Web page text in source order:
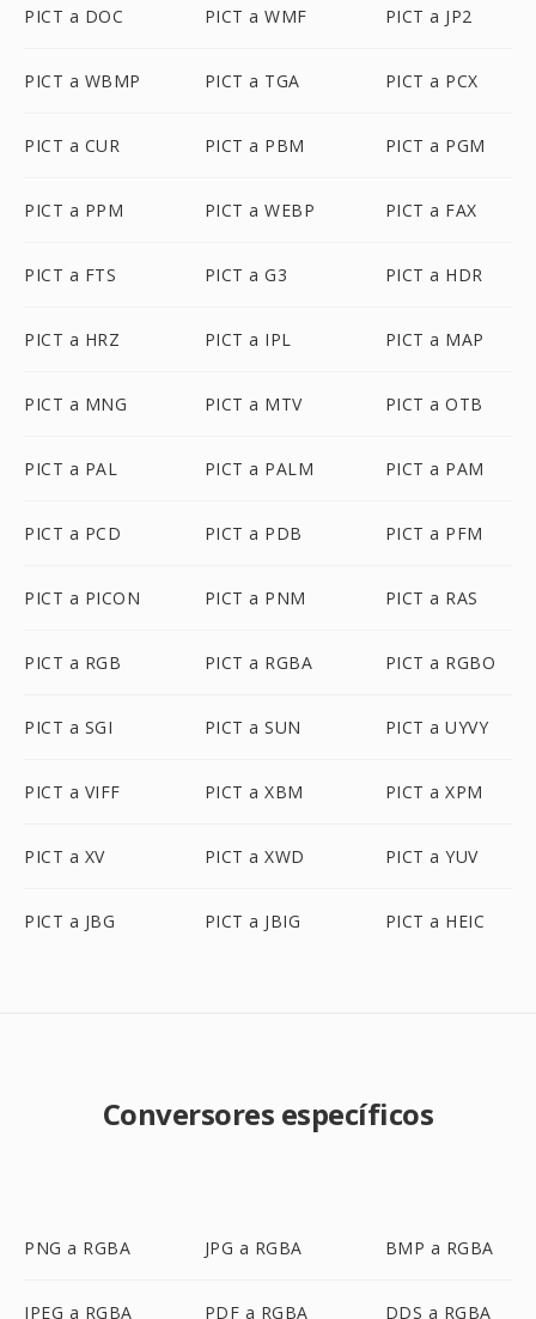
PICT a DOC PICT a WMF PICT a JP2
PICT a WBMP PICT a TGA PICT a PCX
PICT a CUR PICT a PBM PICT a PGM
PICT a PPM PICT a WEBP PICT a FAX
PICT a FTS PICT a G3 PICT a HDR
PICT a HRZ PICT a IPL PICT a MAP
PICT a MNG PICT a MTV PICT a OTB
PICT a PAL PICT a PALM PICT a PAM
PICT a PCD PICT a PDB PICT a PFM
PICT a PICON PICT a PNM PICT a RAS
PICT a RGB PICT a RGBA PICT a RGBO
PICT a SGI PICT a SUN PICT a UYVY
PICT a VIFF PICT a XBM PICT a XPM
PICT a XV PICT a XWD PICT a YUV
PICT a JBG PICT a JBIG PICT a HEIC
Conversores específicos
PNG a RGBA JPG a RGBA BMP a RGBA
JPEG a RGBA PDF a RGBA DDS a RGBA